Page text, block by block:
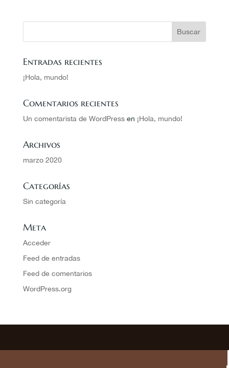
Entradas recientes
¡Hola, mundo!
Comentarios recientes
Un comentarista de WordPressen ¡Hola, mundo!
Archivos
marzo 2020
Categorías
Sin categoría
Meta
Acceder
Feed de entradas
Feed de comentarios
WordPress.org